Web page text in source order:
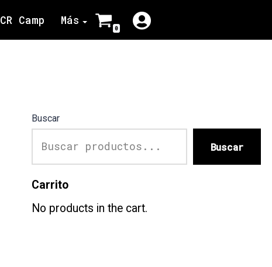
CR Camp Más
0
Buscar
Buscar
Carrito
No products in the cart.